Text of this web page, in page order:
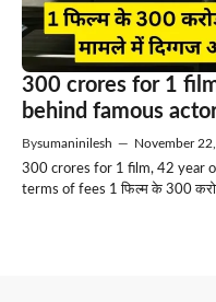
300 crores for 1
behind famous
Bysumaninilesh — November
300 crores for 1 film, 42 year
terms of fees 1 फिल्म के 300